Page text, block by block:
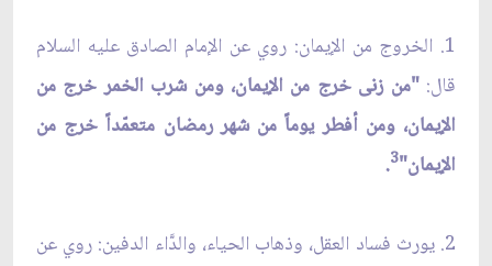
1. الخروج من الإيمان: روي عن الإمام الصادق عليه السلام
قال: "من زنى خرج من الإيمان، ومن شرب الخمر خرج من
الإيمان، ومن أفطر يوماً من شهر رمضان متعمّداً خرج من
الإيمان"3
.
2. يورث فساد العقل، وذهاب الحياء، والدَّاء الدفين: روي عن